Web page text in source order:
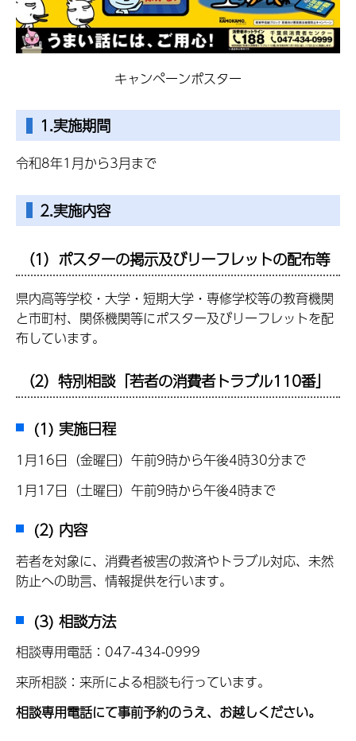
キャンペーンポスター
1.実施期間
令和8年1月から3月まで
2.実施内容
（1）ポスターの掲示及びリーフレットの配布等
県内高等学校・大学・短期大学・専修学校等の教育機関
と市町村、関係機関等にポスター及びリーフレットを配
布しています。
（2）特別相談「若者の消費者トラブル110番」
(1) 実施日程
1月16日（金曜日）午前9時から午後4時30分まで
1月17日（土曜日）午前9時から午後4時まで
(2) 内容
若者を対象に、消費者被害の救済やトラブル対応、未然
防止への助言、情報提供を行います。
(3) 相談方法
相談専用電話：047-434-0999
来所相談：来所による相談も行っています。
相談専用電話にて事前予約のうえ、お越しください。